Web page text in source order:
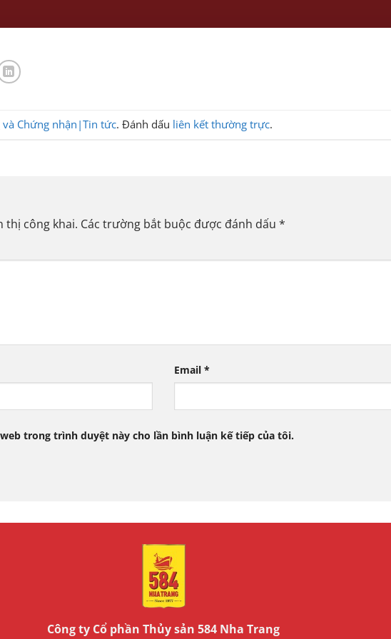
và Chứng nhận|Tin tức. Đánh dấu liên kết thường trực.
thị công khai. Các trường bắt buộc được đánh dấu*
Email *
trong trình duyệt này cho lần bình luận kế tiếp của tôi.
Công ty Cổ phần Thủy sản 584 Nha Trang